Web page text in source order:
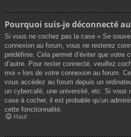
Pourquoi suis-je déconnecté
Si vous ne cochez pas la case « Se
connexion au forum, vous ne resterez
prédéfinie. Cela permet d’éviter que votre
d’autre. Pour rester connecté, veuillez
moi » lors de votre connexion au forum.
vous accédez au forum depuis un
un cybercafé, une université, etc. Si vous
case à cocher, il est probable qu’un
cette fonctionnalité.
Haut